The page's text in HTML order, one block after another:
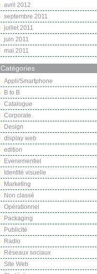
avril 2012
septembre 2011
juillet 2011
juin 2011
mai 2011
Catégories
Appli/Smartphone
B to B
Catalogue
Corporate
Design
display web
edition
Evenementiel
Identité visuelle
Marketing
Non classé
Opérationnel
Packaging
Publicité
Radio
Réseaux sociaux
Site Web